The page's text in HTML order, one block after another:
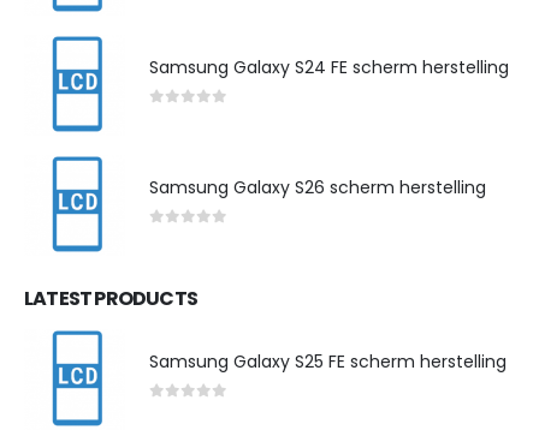
Samsung Galaxy S24 FE scherm herstelling
Samsung Galaxy S26 scherm herstelling
LATEST PRODUCTS
Samsung Galaxy S25 FE scherm herstelling